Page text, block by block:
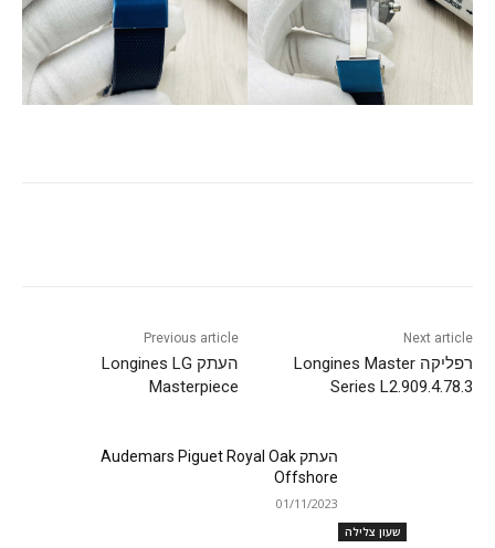
Previous article
העתק Longines LG
Masterpiece
Next article
רפליקה Longines Master
Series L2.909.4.78.3
שעון צלילה
העתק Audemars Piguet Royal Oak
Offshore
01/11/2023